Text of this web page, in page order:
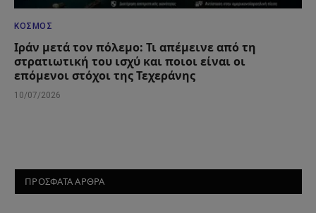
ΚΌΣΜΟΣ
Ιράν μετά τον πόλεμο: Τι απέμεινε από τη
στρατιωτική του ισχύ και ποιοι είναι οι
επόμενοι στόχοι της Τεχεράνης
10/07/2026
ΠΡΟΣΦΑΤΑ ΑΡΘΡΑ